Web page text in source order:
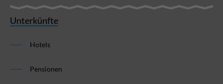
Unterkünfte
Hotels
Pensionen